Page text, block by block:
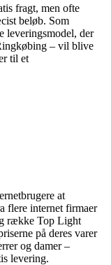
fragt, men ofte
beløb. Som
leveringsmodel, der
– vil blive
til et
at
flere internet firmaer
række Top Light
på deres varer
og damer –
levering.